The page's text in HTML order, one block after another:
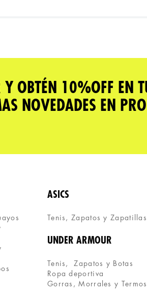
Y OBTÉN 10%OFF EN
NOVEDADES EN
ASICS
Tenis, Zapatos y Zapatillas
UNDER ARMOUR
Tenis,  Zapatos y Botas
Ropa deportiva
Gorras, Morrales y Termos